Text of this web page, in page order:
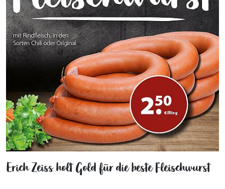
Erich Zeiss holt Gold für die beste Fleischwurst